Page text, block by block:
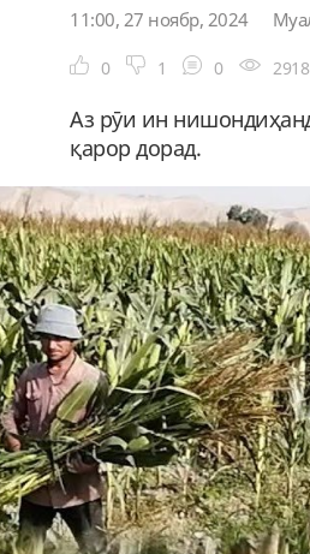
11:00, 27 ноябр, 2024
0 1 0 2918
Аз рӯи ин
қарор дорад.